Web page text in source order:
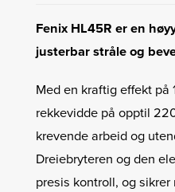
Fenix ​​HL45R er en
justerbar stråle og
Med en kraftig effekt på
rekkevidde på opptil
krevende arbeid og
Dreiebryteren og den
presis kontroll, og